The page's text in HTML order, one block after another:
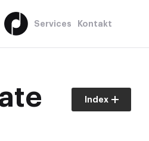
Services Kontakt
Index